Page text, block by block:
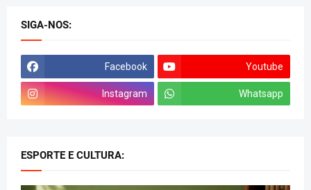
SIGA-NOS:
Facebook Youtube
Instagram Whatsapp
ESPORTE E CULTURA: